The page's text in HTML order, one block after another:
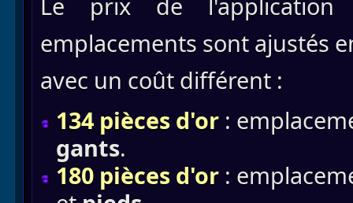
emplacements sont ajustés
avec un coût différent :
134 pièces d'or :
gants.
180 pièces d'or :